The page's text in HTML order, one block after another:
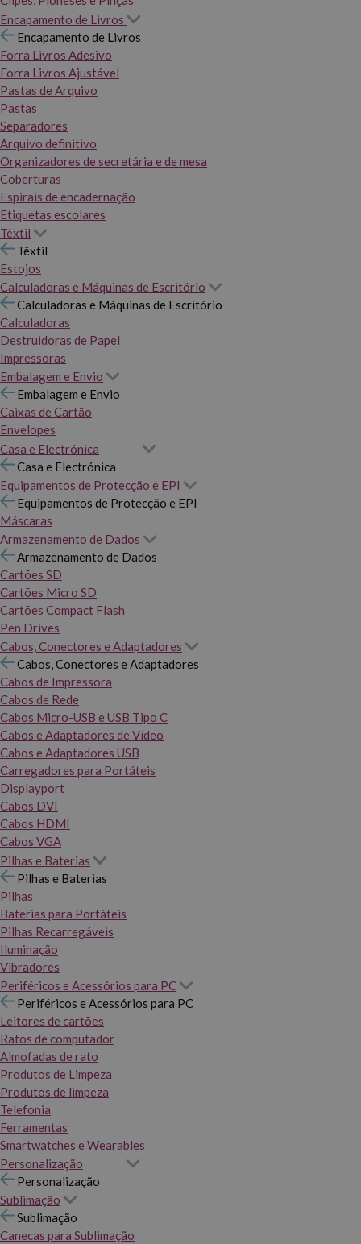
Encapamento de Livros
Encapamento de Livros
Forra Livros Adesivo
Forra Livros Ajustável
Pastas de Arquivo
Pastas
Separadores
Arquivo definitivo
Organizadores de secretária e de mesa
Coberturas
Espirais de encadernação
Etiquetas escolares
Têxtil
Têxtil
Estojos
Calculadoras e Máquinas de Escritório
Calculadoras e Máquinas de Escritório
Calculadoras
Destruidoras de Papel
Impressoras
Embalagem e Envio
Embalagem e Envio
Caixas de Cartão
Envelopes
Casa e Electrónica
Casa e Electrónica
Equipamentos de Protecção e EPI
Equipamentos de Protecção e EPI
Máscaras
Armazenamento de Dados
Armazenamento de Dados
Cartões SD
Cartões Micro SD
Cartões Compact Flash
Pen Drives
Cabos, Conectores e Adaptadores
Cabos, Conectores e Adaptadores
Cabos de Impressora
Cabos de Rede
Cabos Micro-USB e USB Tipo C
Cabos e Adaptadores de Vídeo
Cabos e Adaptadores USB
Carregadores para Portáteis
Displayport
Cabos DVI
Cabos HDMI
Cabos VGA
Pilhas e Baterias
Pilhas e Baterias
Pilhas
Baterias para Portáteis
Pilhas Recarregáveis
Iluminação
Vibradores
Periféricos e Acessórios para PC
Periféricos e Acessórios para PC
Leitores de cartões
Ratos de computador
Almofadas de rato
Produtos de Limpeza
Produtos de limpeza
Telefonia
Ferramentas
Smartwatches e Wearables
Personalização
Personalização
Sublimação
Sublimação
Canecas para Sublimação